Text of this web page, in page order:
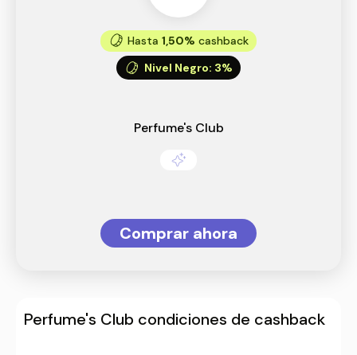
Hasta 1,50% cashback
Nivel Negro: 3%
Perfume's Club
Comprar ahora
Perfume's Club condiciones de cashback